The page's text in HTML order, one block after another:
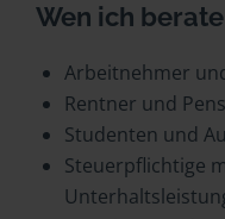
Wen ich berate
Arbeitnehmer
Rentner und
Studenten und
Steuerpflichtige